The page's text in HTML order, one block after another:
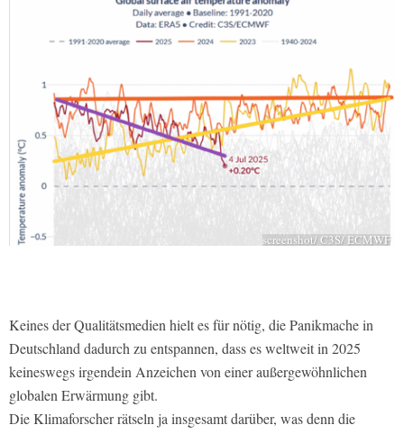
screenshot/ C3S/ ECMWF
Keines der Qualitätsmedien hielt es für nötig, die Panikmache in
Deutschland dadurch zu entspannen, dass es weltweit in 2025
keineswegs irgendein Anzeichen von einer außergewöhnlichen
globalen Erwärmung gibt.
Die Klimaforscher rätseln ja insgesamt darüber, was denn die